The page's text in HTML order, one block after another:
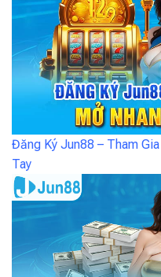
Đăng Ký Jun88 – Tham
Tay